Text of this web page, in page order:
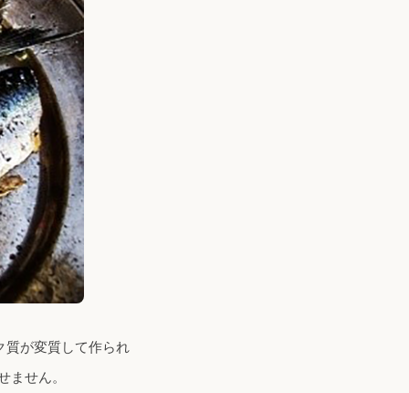
質が変質して作られ
ません。